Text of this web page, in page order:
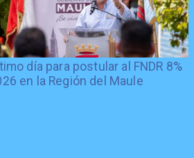
día para postular al FNDR 8%
en la Región del Maule